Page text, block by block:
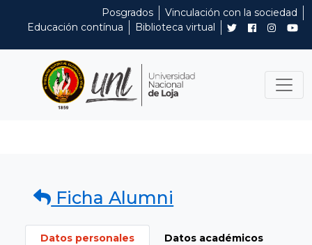
Posgrados
Vinculación con la sociedad
Educación contínua
Biblioteca virtual
Ficha Alumni
Datos personales Datos académicos